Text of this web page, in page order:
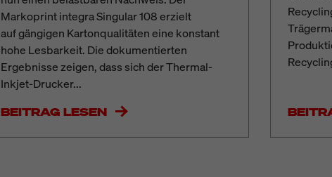
Markoprint integra Singular 108 erzielt
auf gängigen Kartonqualitäten eine konstant
hohe Lesbarkeit. Die dokumentierten
Ergebnisse zeigen, dass sich der Thermal-
Inkjet-Drucker...
BEITRAG LESEN